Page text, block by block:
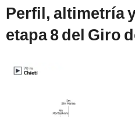
Perfil, altimetría
etapa 8 del Giro